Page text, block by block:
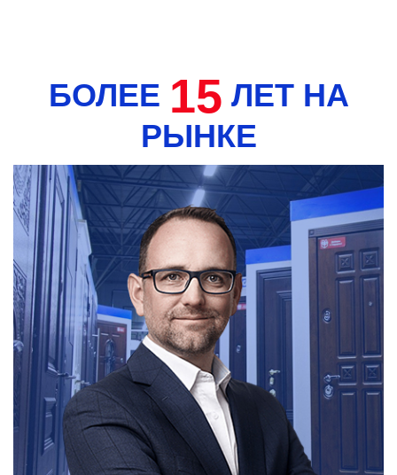
БОЛЕЕ 15 ЛЕТ НА
РЫНКЕ